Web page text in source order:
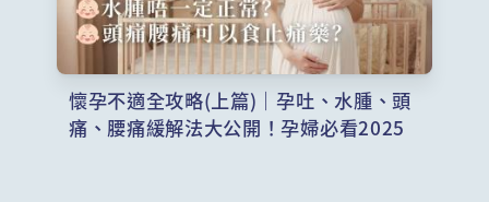
懷孕不適全攻略(上篇)｜孕吐、水腫、頭
痛、腰痛緩解法大公開！孕婦必看2025